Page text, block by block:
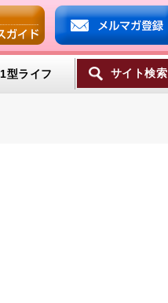
1型ライフ サイト検索